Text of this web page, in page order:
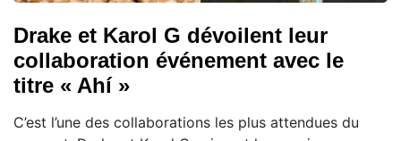
Drake et Karol G dévoilent leur
collaboration événement avec le
titre « Ahí »
C’est l’une des collaborations les plus attendues du